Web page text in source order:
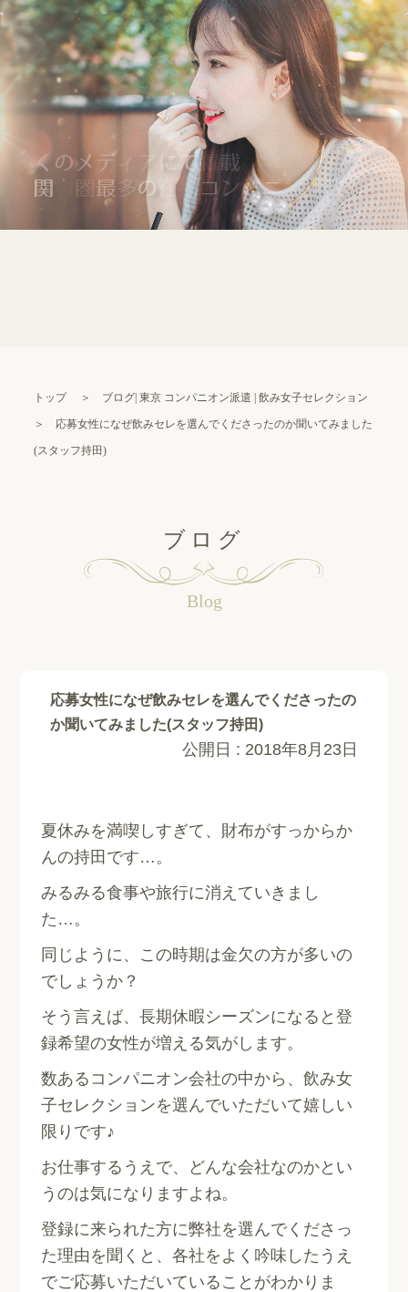
トップ ＞ ブログ| 東京 コンパニオン派遣 | 飲み女子セレクション
＞ 応募女性になぜ飲みセレを選んでくださったのか聞いてみました
(スタッフ持田)
ブログ
Blog
応募女性になぜ飲みセレを選んでくださったの
か聞いてみました(スタッフ持田)
公開日 : 2018年8月23日
夏休みを満喫しすぎて、財布がすっからか
んの持田です…。
みるみる食事や旅行に消えていきまし
た…。
同じように、この時期は金欠の方が多いの
でしょうか？
そう言えば、長期休暇シーズンになると登
録希望の女性が増える気がします。
数あるコンパニオン会社の中から、飲み女
子セレクションを選んでいただいて嬉しい
限りです♪
お仕事するうえで、どんな会社なのかとい
うのは気になりますよね。
登録に来られた方に弊社を選んでくださっ
た理由を聞くと、各社をよく吟味したうえ
でご応募いただいていることがわかりま